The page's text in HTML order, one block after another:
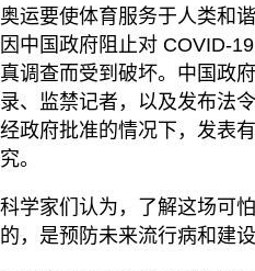
奥运要使体育服务于人类和
因中国政府阻止对 COVID-
真调查而受到破坏。中国政
录、监禁记者，以及发布法
经政府批准的情况下，发表
究。
科学家们认为，了解这场可
的，是预防未来流行病和建